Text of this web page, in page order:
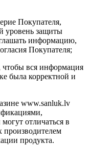
Покупателя,
уровень защиты
информацию,
Покупателя;
вся информация
была корректной и
www.sanluk.lv
отличаться в
производителем
продукта.